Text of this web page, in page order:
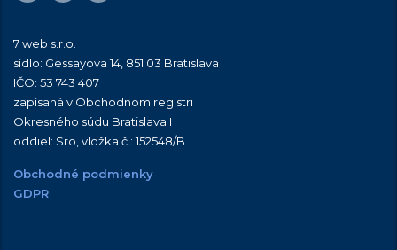
7 web s.r.o.
sídlo: Gessayova 14, 851 03 Bratislava
IČO: 53 743 407
zapísaná v Obchodnom registri
Okresného súdu Bratislava I
oddiel: Sro, vložka č.:152548/B
Obchodné podmienky
GDPR